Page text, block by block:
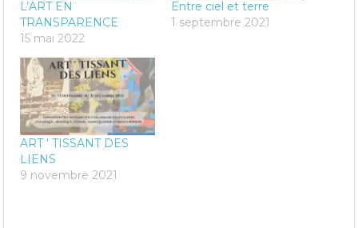
L’ART EN
TRANSPARENCE
15 mai 2022
Entre ciel et terre
1 septembre 2021
ART ‘ TISSANT DES
LIENS
9 novembre 2021